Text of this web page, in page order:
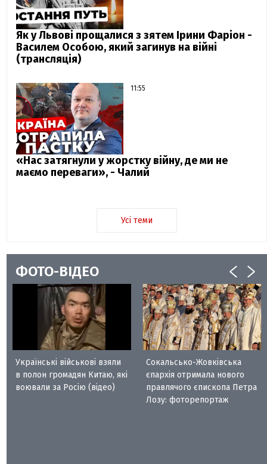
Як у Львові прощалися з зятем Ірини Фаріон -
Василем Особою, який загинув на війні
(трансляція)
11:55
«Нас затягнули у жорстку війну, де ми не
маємо переваги», - Чалий
Усі теми
ФОТО-ВІДЕО
Українські військові взяли
в полон громадян Китаю, які
воювали за Росію (відео)
Сокальсько-Жовківська
єпархія отримала нового
правлячого єпископа Петра
Лозу: фоторепортаж